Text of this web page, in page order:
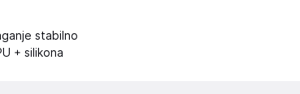
stabilno
+ silikona